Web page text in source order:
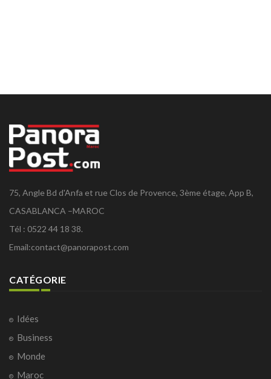
75, Angle Bd d'Anfa et rue Clos de Provence, 3ème étage, App B,
CASABLANCA –MAROC
Tél : 0522 44 18 38.
Email:contact@panorapost.com
CATÉGORIE
Idées
Business
Monde
Maroc